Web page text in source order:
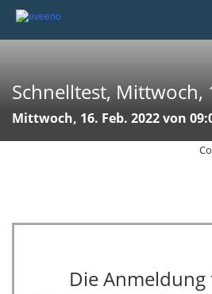
Schnelltest, Mittwoch,
Mittwoch, 16. Feb. 2022 von
Die